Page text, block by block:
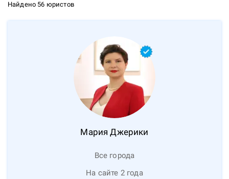
Найдено 56 юристов
Мария Джерики
Все города
На сайте 2 года